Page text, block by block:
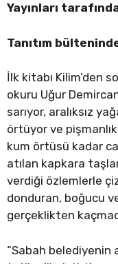
Yayınları
Tanıtım
İlk kitabı Kilim’den
okuru Uğur
sarıyor, aralıksız
örtüyor ve
kum örtüsü kadar
atılan kapkara
verdiği özlemlerle
donduran, boğucu
gerçeklikten
“Sabah belediyenin